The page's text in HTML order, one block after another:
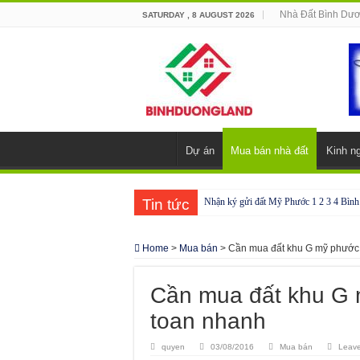
SATURDAY , 8 AUGUST 2026 Nhà Đất Bình
Dự án Mua bán nhà đất Kinh
Tin tức Nhận ký gửi đất Mỹ Phước 1 2 3 4
Phòng công chứng tại Chơn Thành –
Home > Mua bán > Cần mua đất khu G mỹ
Cần mua đất khu G
toan nhanh
quyen 03/08/2016 Mua bán